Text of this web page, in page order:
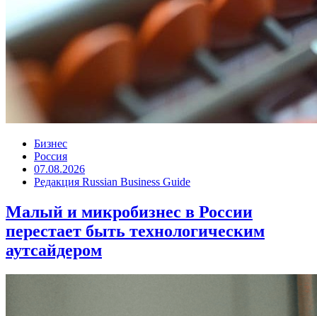
Бизнес
Россия
07.08.2026
Редакция Russian Business Guide
Малый и микробизнес в России
перестает быть технологическим
аутсайдером